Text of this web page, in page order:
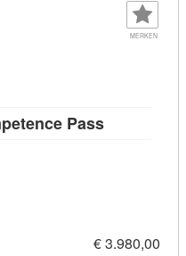
MERKEN
PassKursdetail:
€ 3.980,00